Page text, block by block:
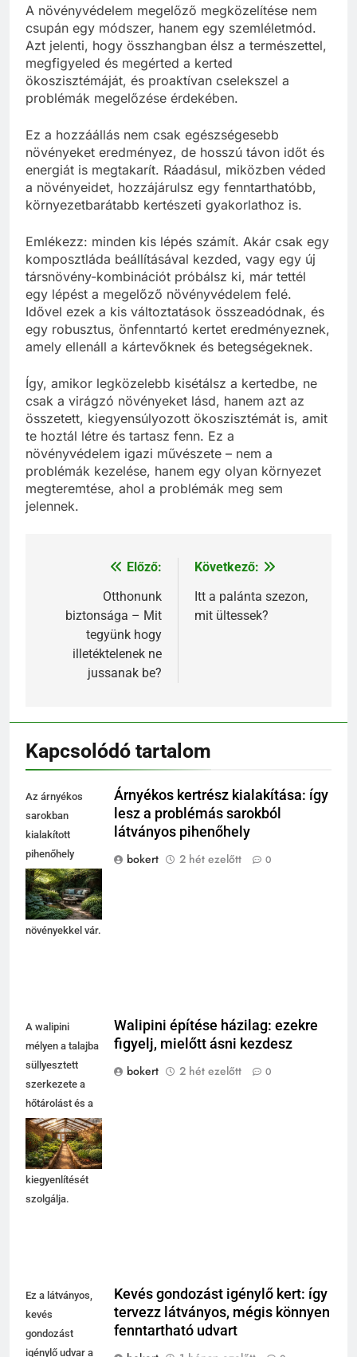
A növényvédelem megelőző megközelítése nem
csupán egy módszer, hanem egy szemléletmód.
Azt jelenti, hogy összhangban élsz a természettel,
megfigyeled és megérted a kerted
ökoszisztémáját, és proaktívan cselekszel a
problémák megelőzése érdekében.
Ez a hozzáállás nem csak egészségesebb
növényeket eredményez, de hosszú távon időt és
energiát is megtakarít. Ráadásul, miközben véded
a növényeidet, hozzájárulsz egy fenntarthatóbb,
környezetbarátabb kertészeti gyakorlathoz is.
Emlékezz: minden kis lépés számít. Akár csak egy
komposztláda beállításával kezded, vagy egy új
társnövény-kombinációt próbálsz ki, már tettél
egy lépést a megelőző növényvédelem felé.
Idővel ezek a kis változtatások összeadódnak, és
egy robusztus, önfenntartó kertet eredményeznek,
amely ellenáll a kártevőknek és betegségeknek.
Így, amikor legközelebb kisétálsz a kertedbe, ne
csak a virágzó növényeket lásd, hanem azt az
összetett, kiegyensúlyozott ökoszisztémát is, amit
te hoztál létre és tartasz fenn. Ez a
növényvédelem igazi művészete – nem a
problémák kezelése, hanem egy olyan környezet
megteremtése, ahol a problémák meg sem
jelennek.
Bejegyzés
navigáció
Előző:
Otthonunk
biztonsága – Mit
tegyünk hogy
illetéktelenek ne
jussanak be?
Következő:
Itt a palánta szezon,
mit ültessek?
Kapcsolódó tartalom
Az árnyékos
sarokban
kialakított
pihenőhely
kényelmes
ülőalkalmatosságokkal
és zöld
növényekkel vár.
Árnyékos kertrész kialakítása: így
lesz a problémás sarokból
látványos pihenőhely
bokert
2 hét ezelőtt 0
A walipini
mélyen a talajba
süllyesztett
szerkezete a
hőtárolást és a
külső
hőmérséklet-
ingadozás
kiegyenlítését
szolgálja.
Walipini építése házilag: ezekre
figyelj, mielőtt ásni kezdesz
bokert
2 hét ezelőtt 0
Ez a látványos,
kevés
gondozást
igénylő udvar a
Kevés gondozást igénylő kert: így
tervezz látványos, mégis könnyen
fenntartható udvart